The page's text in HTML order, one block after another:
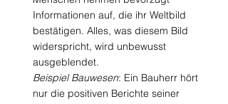
Informationen auf, die ihr Weltbild
bestätigen. Alles, was diesem Bild
widerspricht, wird unbewusst
ausgeblendet.
Beispiel Bauwesen: Ein Bauherr hört
nur die positiven Berichte seiner